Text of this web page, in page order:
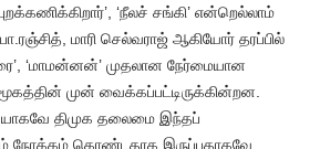
‘நீலச் சங்கி’ என்றெல்லாம்
மாரி செல்வராஜ் ஆகியோர் தரப்பில்
‘மாமன்னன்’ முதலான நேர்மையான
முன் வைக்கப்பட்டிருக்கின்றன.
திமுக தலைமை இந்தப்
நோக்கம் கொண்டதாக இருப்பதாகவே